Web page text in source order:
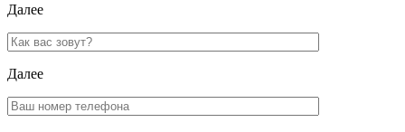
Далее
Далее